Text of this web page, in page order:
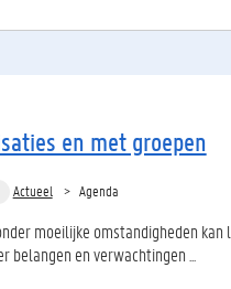
en met groepen
Actueel Agenda
moeilijke omstandigheden
en verwachtingen ...